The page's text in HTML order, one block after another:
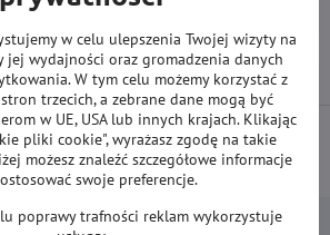
Następny produkt
500 zł(obowiązuje przy płatności przelewem
lub kartą).
w celu ulepszenia Twojej wizyty na
jej wydajności oraz gromadzenia danych
W tym celu możemy korzystać z
trzecich, a zebrane dane mogą być
w UE, USA lub innych krajach. Klikając
pliki cookie", wyrażasz zgodę na takie
możesz znaleźć szczegółowe informacje
swoje preferencje.
poprawy trafności reklam wykorzystuje